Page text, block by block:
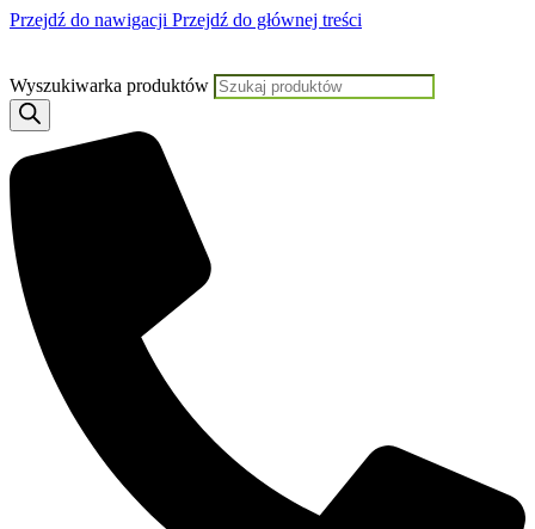
Przejdź do nawigacji Przejdź do głównej treści
Wyszukiwarka produktów